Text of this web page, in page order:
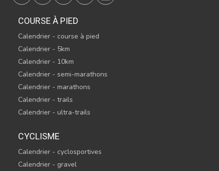
COURSE À PIED
Calendrier - course à pied
Calendrier - 5km
Calendrier - 10km
Calendrier - semi-marathons
Calendrier - marathons
Calendrier - trails
Calendrier - ultra-trails
CYCLISME
Calendrier - cyclosportives
Calendrier - gravel